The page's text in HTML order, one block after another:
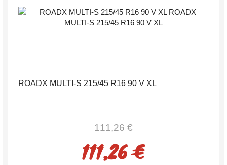
ROADX MULTI-S 215/45 R16 90 V XL
111,26 €
111,26 €